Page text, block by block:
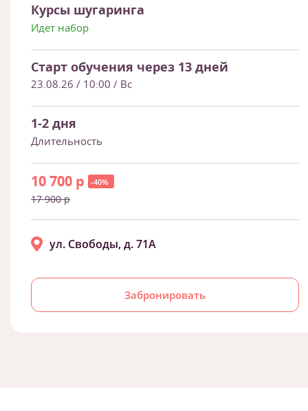
Курсы шугаринга
Идет набор
Старт обучения через 13 дней
23.08.26 / 10:00 / Вс
1-2 дня
Длительность
10 700 р -40%
17 900 р
Забронировать
ул. Свободы, д. 71А